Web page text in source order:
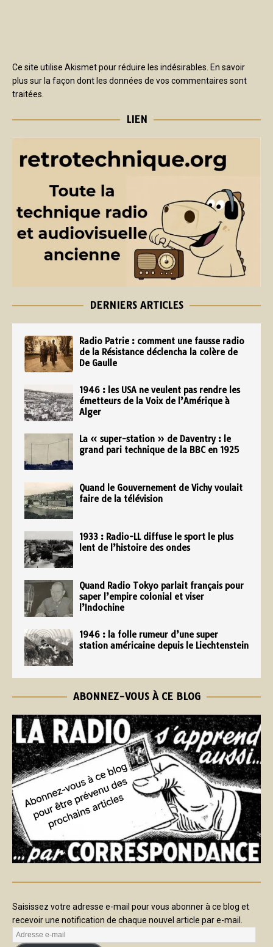
Ce site utilise Akismet pour réduire les indésirables. En savoir
plus sur la façon dont les données de vos commentaires sont
traitées.
LIEN
DERNIERS ARTICLES
Radio Patrie : comment une fausse radio
de la Résistance déclencha la colère de
De Gaulle
1946 : les USA ne veulent pas rendre les
émetteurs de la Voix de l’Amérique à
Alger
La « super-station » de Daventry : le
grand pari technique de la BBC en 1925
Quand le Gouvernement de Vichy voulait
faire de la télévision
1933 : Radio-LL diffuse le sport le plus
lent de l’histoire des ondes
Quand Radio Tokyo parlait français pour
saper l’empire colonial et viser
l’Indochine
1946 : la folle rumeur d’une super
station américaine depuis le Liechtenstein
ABONNEZ-VOUS À CE BLOG
Saisissez votre adresse e-mail pour vous abonner à ce blog et
recevoir une notification de chaque nouvel article par e-mail.